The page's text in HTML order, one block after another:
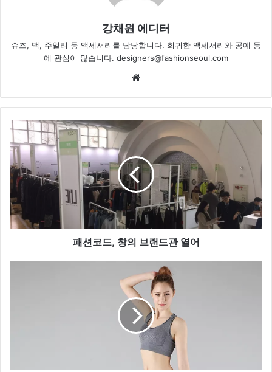
강채원 에디터
슈즈, 백, 주얼리 등 액세서리를 담당합니다. 희귀한 액세서리와 공예 등
에 관심이 많습니다. designers@fashionseoul.com
te
패
션
코
드
,
창
의
브
랜
패션코드, 창의 브랜드관 열어
스